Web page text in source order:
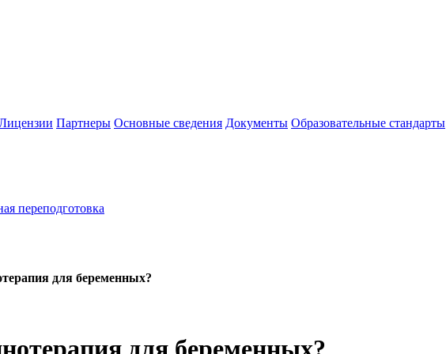
Партнеры Основные сведения Документы Образовательные стандарты
переподготовка
для беременных?